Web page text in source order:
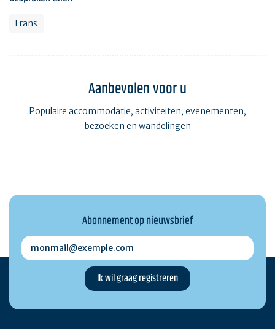
Frans
Aanbevolen voor u
Populaire accommodatie, activiteiten, evenementen,
bezoeken en wandelingen
Abonnement op nieuwsbrief
monmail@exemple.com